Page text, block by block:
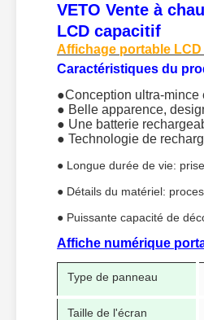
VETO Vente à
LCD capacitif
Affichage portable
Caractéristiques du
●Conception ultra-mince
● Belle apparence,
● Une batterie
● Technologie de
● Longue durée de vie:
● Détails du matériel:
● Puissante capacité de
Affiche numérique
Type de panneau
Taille de l'écran